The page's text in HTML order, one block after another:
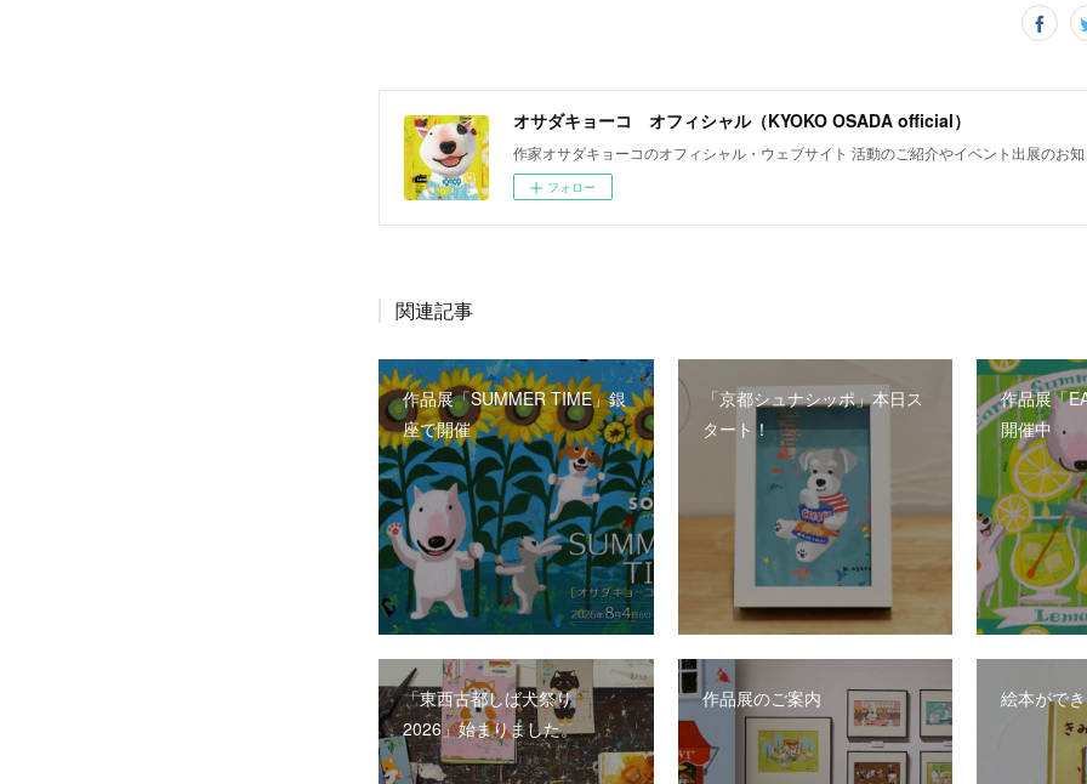
オサダキョーコ オフィシャル（KYOKO OSADA official）
作家オサダキョーコのオフィシャル・ウェブサイト 活動のご紹介やイベント出展のお知
フォロー
関連記事
作品展「SUMMER TIME」銀
座で開催
「京都シュナシッポ」本日ス
タート！
作品展「
開催中
「東西古都しば犬祭り
2026」始まりました。
作品展のご案内 絵本がで